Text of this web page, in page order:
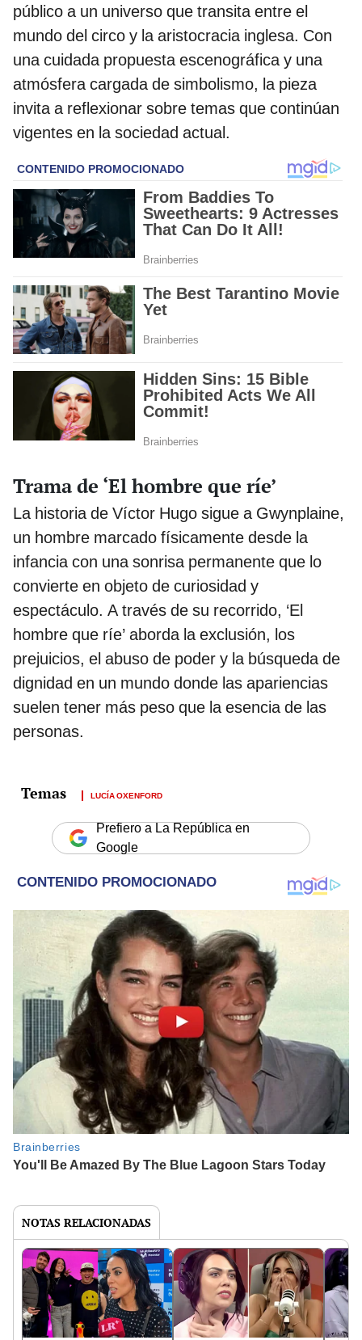
público a un universo que transita entre el
mundo del circo y la aristocracia inglesa. Con
una cuidada propuesta escenográfica y una
atmósfera cargada de simbolismo, la pieza
invita a reflexionar sobre temas que continúan
vigentes en la sociedad actual.
Trama de ‘El hombre que ríe’
La historia de Víctor Hugo sigue a Gwynplaine,
un hombre marcado físicamente desde la
infancia con una sonrisa permanente que lo
convierte en objeto de curiosidad y
espectáculo. A través de su recorrido, ‘El
hombre que ríe’ aborda la exclusión, los
prejuicios, el abuso de poder y la búsqueda de
dignidad en un mundo donde las apariencias
suelen tener más peso que la esencia de las
personas.
LUCÍA OXENFORD
Prefiero a La República en
Google
NOTAS RELACIONADAS